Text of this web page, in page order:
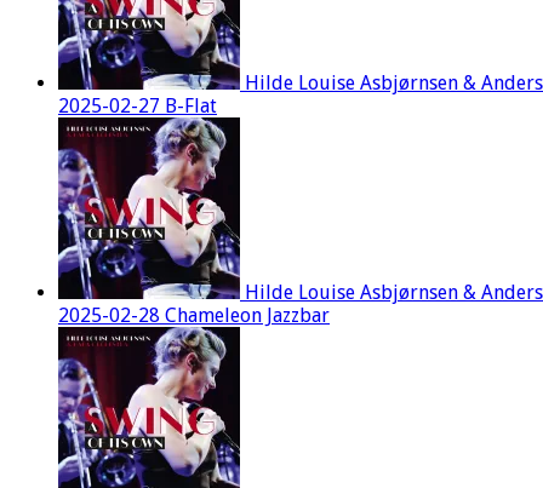
Hilde Louise Asbjørnsen &
2025-02-27 B-Flat
Hilde Louise Asbjørnsen &
2025-02-28 Chameleon Jazzbar